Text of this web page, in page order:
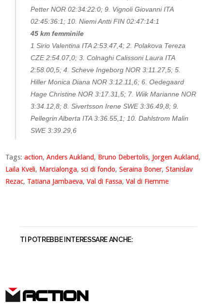
Petter NOR 02:34:22:0; 9. Vignoli Giovanni ITA
02:45:36:1; 10. Niemi Antti FIN 02:47:14:1
45 km femminile
1 Sirio Valentina ITA 2:53.47,4; 2. Polakova Tereza
CZE 2:54.07,0; 3. Colnaghi Calissoni Laura ITA
2:58.00,5; 4. Scheve Ingeborg NOR 3:11.27,5; 5.
Hiller Monica Diana NOR 3:12.11,6; 6. Oedegaard
Hage Christine NOR 3:17.31,5; 7. Wiik Marianne NOR
3:34.12,8; 8. Sivertsson Irene SWE 3:36.49,8; 9.
Pellegrin Alberta ITA 3:36.55,1; 10. Dahlstrom Malin
SWE 3:39.29,6
Tags:action,Anders Aukland, Bruno Debertolis, Jorgen Aukland,
Laila Kveli, Marcialonga,sci di fondo,Seraina Boner,Stanislav
Rezac, Tatiana Jambaeva,Val di Fassa,Val di Fiemme
TI POTREBBE INTERESSARE ANCHE:
ACTION